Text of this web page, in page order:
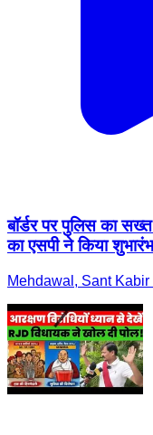
बॉर्डर पर पुलिस का
का एसपी ने किया
Mehdawal, Sant